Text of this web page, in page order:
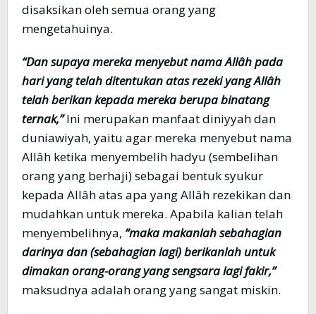
disaksikan oleh semua orang yang
mengetahuinya.
“Dan supaya mereka menyebut nama Allâh pada
hari yang telah ditentukan atas rezeki yang Allâh
telah berikan kepada mereka berupa binatang
ternak,”Ini merupakan manfaat diniyyah dan
duniawiyah, yaitu agar mereka menyebut nama
Allâh ketika menyembelih hadyu (sembelihan
orang yang berhaji) sebagai bentuk syukur
kepada Allâh atas apa yang Allâh rezekikan dan
mudahkan untuk mereka. Apabila kalian telah
menyembelihnya, “maka makanlah sebahagian
darinya dan (sebahagian lagi) berikanlah untuk
dimakan orang-orang yang sengsara lagi fakir,”
maksudnya adalah orang yang sangat miskin.